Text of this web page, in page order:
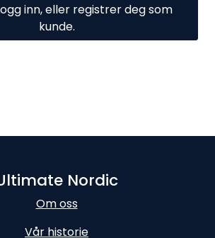
inn, eller registrer deg som
kunde.
Nordic
Om oss
Vår historie